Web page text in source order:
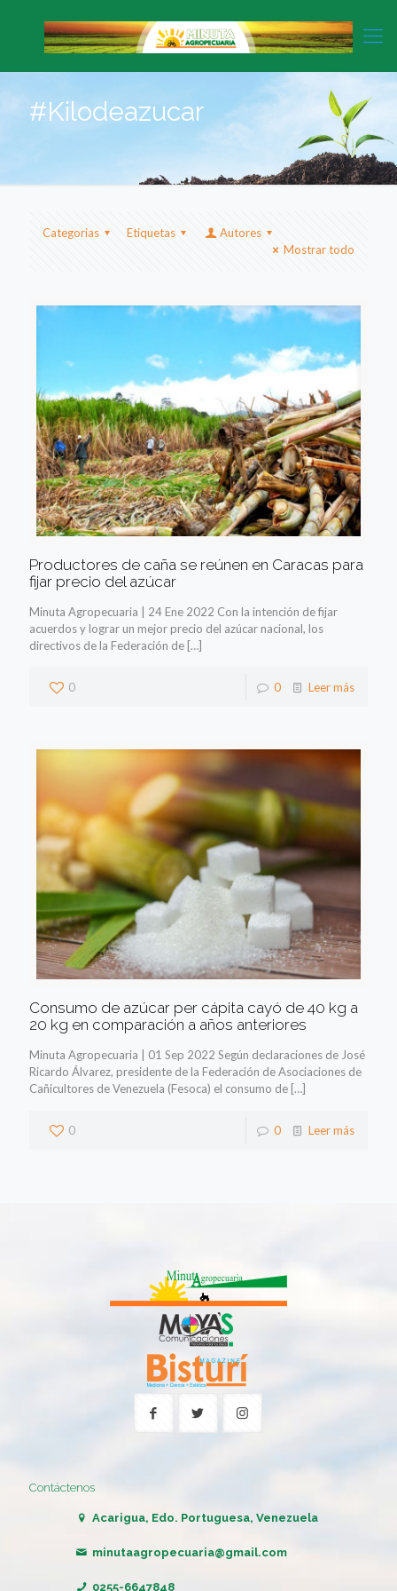
#Kilodeazucar
Categorias Etiquetas
Autores
Mostrar todo
Productores de caña se reúnen en Caracas para
fijar precio del azúcar
Minuta Agropecuaria | 24 Ene 2022 Con la intención de fijar
acuerdos y lograr un mejor precio del azúcar nacional, los
directivos de la Federación de […]
0 0 Leer más
Consumo de azúcar per cápita cayó de 40 kg a
20 kg en comparación a años anteriores
Minuta Agropecuaria | 01 Sep 2022 Según declaraciones de José
Ricardo Álvarez, presidente de la Federación de Asociaciones de
Cañicultores de Venezuela (Fesoca) el consumo de […]
0 0 Leer más
Contáctenos
Acarigua, Edo. Portuguesa, Venezuela
minutaagropecuaria@gmail.com
0255-6647848